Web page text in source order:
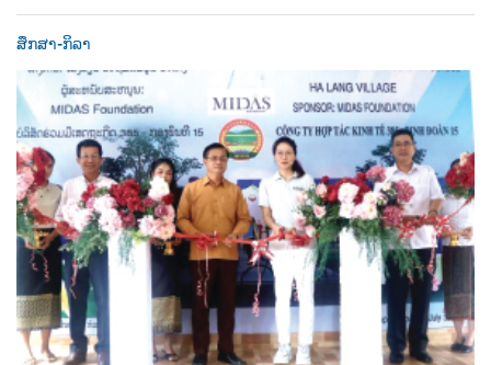
ສຶກສາ-ກິລາ